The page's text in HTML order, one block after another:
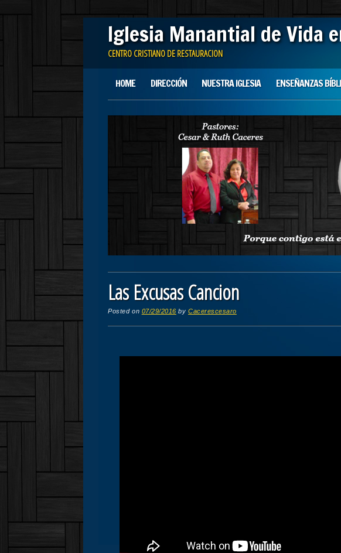
Iglesia Manantial de Vida
CENTRO CRISTIANO DE RESTAURACION
Main menu
content
HOME DIRECCIÓN NUESTRA IGLESIA ENSEÑANZAS
Las Excusas Cancion
Posted on 07/29/2016 byCacerescesaro